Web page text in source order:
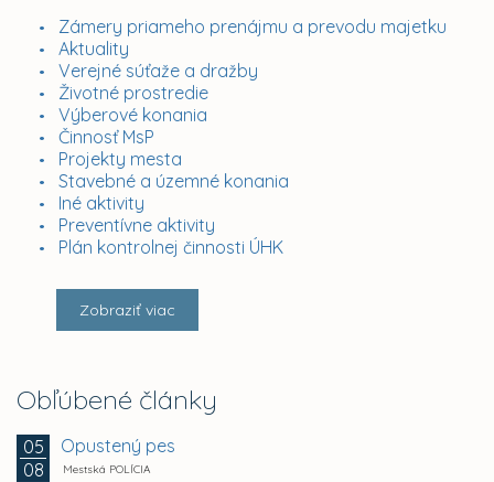
Zámery priameho prenájmu a prevodu majetku
Aktuality
Verejné súťaže a dražby
Životné prostredie
Výberové konania
Činnosť MsP
Projekty mesta
Stavebné a územné konania
Iné aktivity
Preventívne aktivity
Plán kontrolnej činnosti ÚHK
Zobraziť viac
Obľúbené články
05
08
Opustený pes
Mestská POLÍCIA